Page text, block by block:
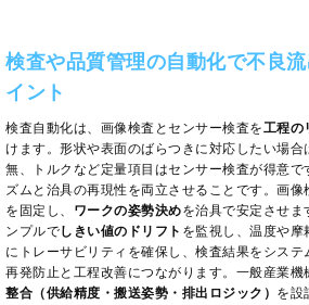
検査や品質管理の自動化で不良
イント
検査自動化は、画像検査とセンサー検査を工程の
けます。形状や表面のばらつきに対応したい場
無、トルクなど定量項目はセンサー検査が得意で
ズムと治具の再現性を両立させることです。画
を固定し、
ワークの姿勢決めを治具で安定させ
ンプルでしきい値のドリフト を監視し、温度や摩
にトレーサビリティを確保し、検査結果をシス
再発防止と工程改善につながります。一般産業機
整合（供給精度・搬送姿勢・排出ロジック） を設